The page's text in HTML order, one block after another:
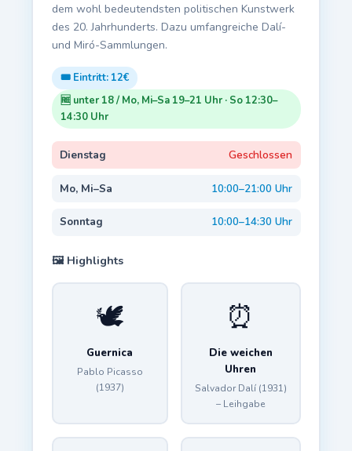
dem wohl bedeutendsten politischen Kunstwerk
des 20. Jahrhunderts. Dazu umfangreiche Dalí-
und Miró-Sammlungen.
🎟️ Eintritt: 12€
🆓 unter 18 / Mo, Mi–Sa 19–21 Uhr · So 12:30–
14:30 Uhr
Dienstag Geschlossen
Mo, Mi–Sa 10:00–21:00 Uhr
Sonntag 10:00–14:30 Uhr
🖼️ Highlights
🕊️
Guernica
Pablo Picasso
(1937)
⏰
Die weichen
Uhren
Salvador Dalí (1931)
– Leihgabe